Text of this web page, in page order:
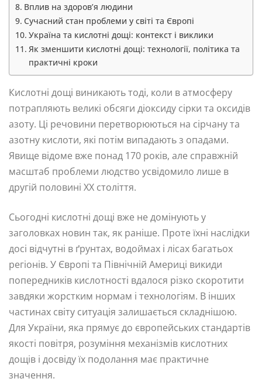
Вплив на здоров’я людини
Сучасний стан проблеми у світі та Європі
Україна та кислотні дощі: контекст і виклики
Як зменшити кислотні дощі: технології, політика та
практичні кроки
Кислотні дощі виникають тоді, коли в атмосферу
потрапляють великі обсяги діоксиду сірки та оксидів
азоту. Ці речовини перетворюються на сірчану та
азотну кислоти, які потім випадають з опадами.
Явище відоме вже понад 170 років, але справжній
масштаб проблеми людство усвідомило лише в
другій половині XX століття.
Сьогодні кислотні дощі вже не домінують у
заголовках новин так, як раніше. Проте їхні наслідки
досі відчутні в ґрунтах, водоймах і лісах багатьох
регіонів. У Європі та Північній Америці викиди
попередників кислотності вдалося різко скоротити
завдяки жорстким нормам і технологіям. В інших
частинах світу ситуація залишається складнішою.
Для України, яка прямує до європейських стандартів
якості повітря, розуміння механізмів кислотних
дощів і досвіду їх подолання має практичне
значення.